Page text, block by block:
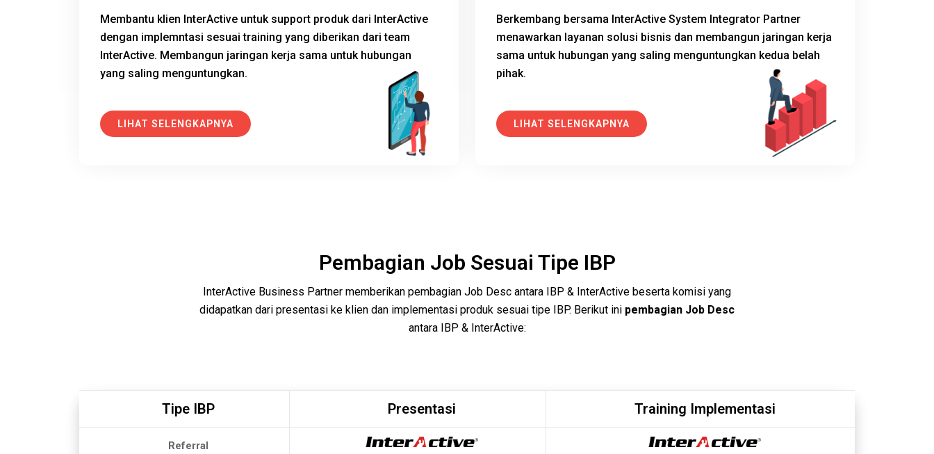
Membantu klien InterActive untuk support produk dari InterActive
dengan implemntasi sesuai training yang diberikan dari team
InterActive. Membangun jaringan kerja sama untuk hubungan
yang saling menguntungkan.
LIHAT SELENGKAPNYA
Berkembang bersama InterActive System Integrator Partner
menawarkan layanan solusi bisnis dan membangun jaringan kerja
sama untuk hubungan yang saling menguntungkan kedua belah
pihak.
LIHAT SELENGKAPNYA
Pembagian Job Sesuai Tipe IBP
InterActive Business Partner memberikan pembagian Job Desc antara IBP & InterActive beserta komisi yang
didapatkan dari presentasi ke klien dan implementasi produk sesuai tipe IBP. Berikut ini pembagian Job Desc
antara IBP & InterActive:
Tipe IBP Presentasi Training Implementasi
Referral